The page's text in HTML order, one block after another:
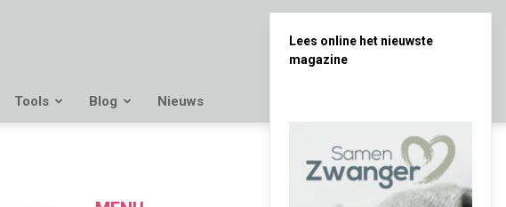
Tools Blog Nieuws
Lees online het nieuwste
magazine